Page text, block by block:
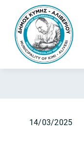
content
14/03/2025